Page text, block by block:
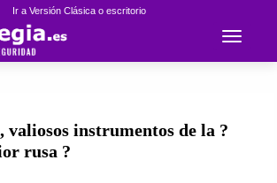
Ir a Versión Clásica o escritorio
Toggle
valiosos instrumentos de la ?
rusa ?